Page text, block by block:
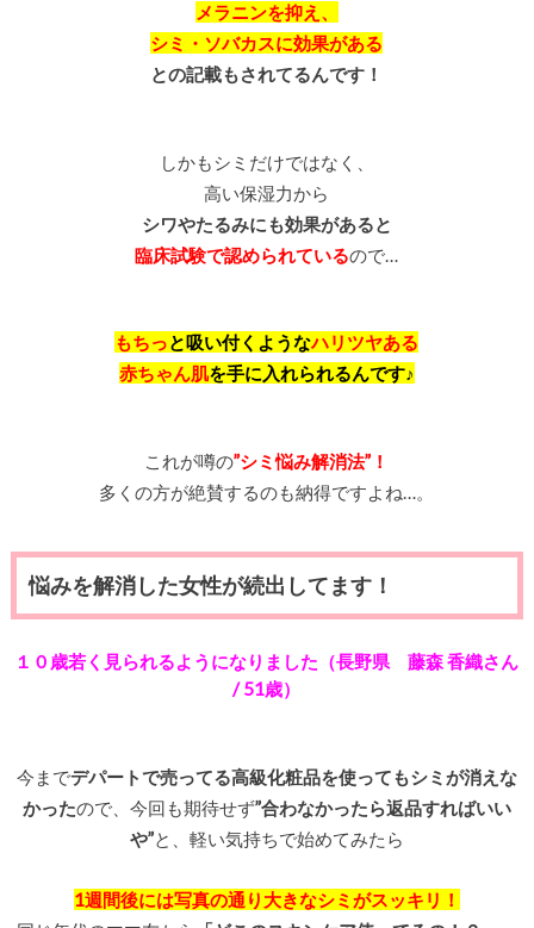
メラニンを抑え、
シミ・ソバカスに効果がある
との記載もされてるんです！
しかもシミだけではなく、
高い保湿力から
シワやたるみにも効果があると
臨床試験で認められているので…
もちっと吸い付くようなハリツヤある
赤ちゃん肌を手に入れられるんです♪
これが噂の”シミ悩み解消法”！
多くの方が絶賛するのも納得ですよね…。
悩みを解消した女性が続出してます！
１０歳若く見られるようになりました（長野県 藤森 香織さん
/ 51歳）
今までデパートで売ってる高級化粧品を使ってもシミが消えな
かったので、今回も期待せず”合わなかったら返品すればいい
や”と、軽い気持ちで始めてみたら
1週間後には写真の通り大きなシミがスッキリ！